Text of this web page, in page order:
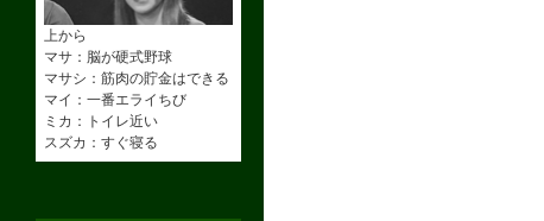
上から
マサ：脳が硬式野球
マサシ：筋肉の貯金はできる
マイ：一番エライちび
ミカ：トイレ近い
スズカ：すぐ寝る